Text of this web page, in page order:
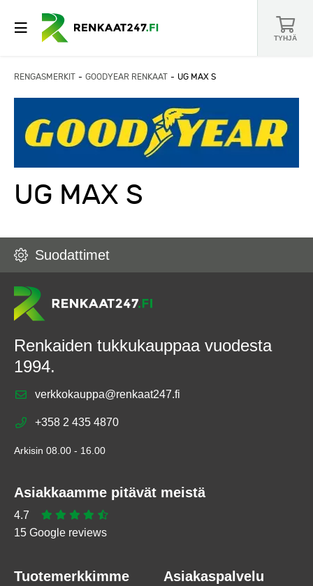
TYHJÄ
RENGASMERKIT GOODYEAR RENKAAT UG MAX S
UG MAX S
Suodattimet
Renkaiden tukkukauppaa vuodesta
1994.
verkkokauppa@renkaat247.fi
+358 2 435 4870
Arkisin 08.00 - 16.00
Asiakkaamme pitävät meistä
4.7
15 Google reviews
Tuotemerkkimme Asiakaspalvelu